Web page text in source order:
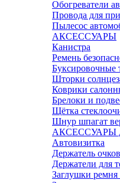
Обогреватели
Провода для
Пылесос
АКСЕССУАРЫ
Канистра
Ремень
Буксировочные
Шторки
Коврики
Брелоки и
Щётка
Шнур шпагат
АКСЕССУАРЫ
Автовизитка
Держатель очков
Держатели для
Заглушки ремня